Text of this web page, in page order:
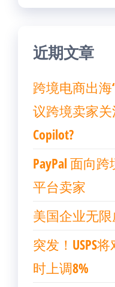
近期文章
跨境电商出
议跨境卖家关
Copilot?
PayPal 面向
平台卖家
美国企业无
突发！USPS
时上调8%